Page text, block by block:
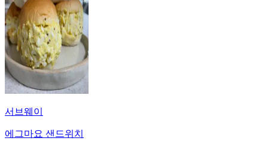
서브웨이
에그마요 샌드위치